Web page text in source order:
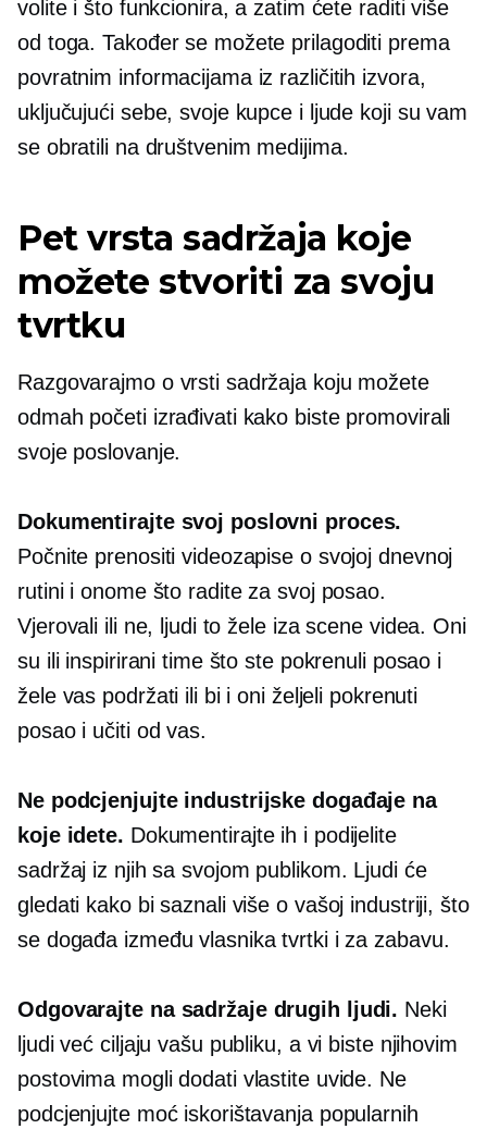
volite i što funkcionira, a zatim ćete raditi više
od toga. Također se možete prilagoditi prema
povratnim informacijama iz različitih izvora,
uključujući sebe, svoje kupce i ljude koji su vam
se obratili na društvenim medijima.
Pet vrsta sadržaja koje
možete stvoriti za svoju
tvrtku
Razgovarajmo o vrsti sadržaja koju možete
odmah početi izrađivati ​​kako biste promovirali
svoje poslovanje.
Dokumentirajte svoj poslovni proces.
Počnite prenositi videozapise o svojoj dnevnoj
rutini i onome što radite za svoj posao.
Vjerovali ili ne, ljudi to žele iza scenevidea. Oni
su ili inspirirani time što ste pokrenuli posao i
žele vas podržati ili bi i oni željeli pokrenuti
posao i učiti od vas.
Ne podcjenjujte industrijske događaje na
koje idete. Dokumentirajte ih i podijelite
sadržaj iz njih sa svojom publikom. Ljudi će
gledati kako bi saznali više o vašoj industriji, što
se događa između vlasnika tvrtki i za zabavu.
Odgovarajte na sadržaje drugih ljudi. Neki
ljudi već ciljaju vašu publiku, a vi biste njihovim
postovima mogli dodati vlastite uvide. Ne
podcjenjujte moć iskorištavanja popularnih